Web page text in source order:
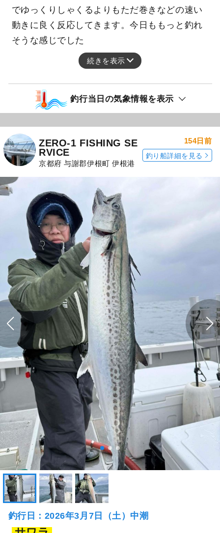
でゆっくりしゃくるよりもただ巻きなどの速い
動きに良く反応してきます。今日ももっと釣れ
そうな感じでした
続きを表示
釣行当日の気象情報を表示
ZERO-1 FISHING SE
RVICE
京都府 与謝郡伊根町 伊根港
154日前
釣り船詳細を見る
釣行日：2026年3月7日（土）中潮